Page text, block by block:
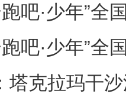
吧·少年”全
吧·少年”全
塔克拉玛干